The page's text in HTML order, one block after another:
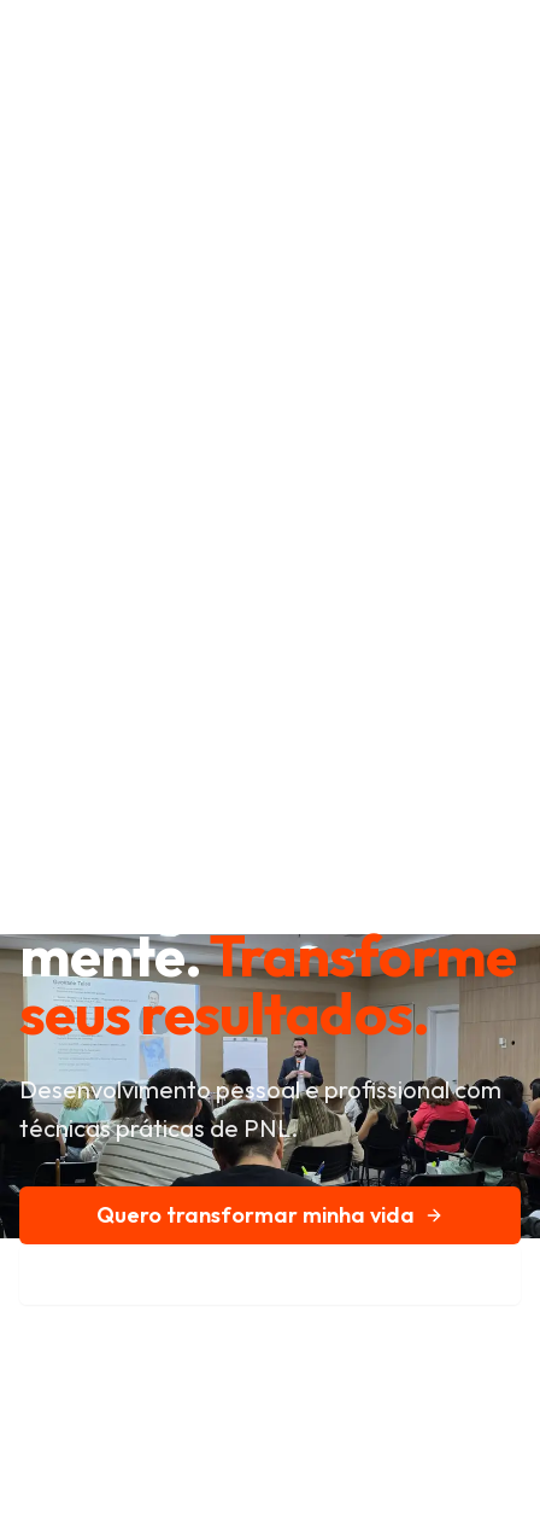
mente.Transforme
seus resultados.
Desenvolvimento pessoal e profissional com
técnicas práticas de PNL.
Quero transformar minha vida